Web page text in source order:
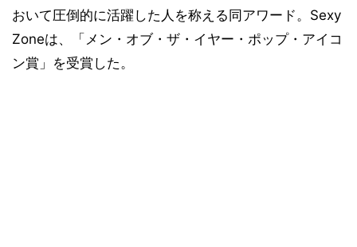
おいて圧倒的に活躍した人を称える同アワード。Sexy
Zoneは、「メン・オブ・ザ・イヤー・ポップ・アイコ
ン賞」を受賞した。